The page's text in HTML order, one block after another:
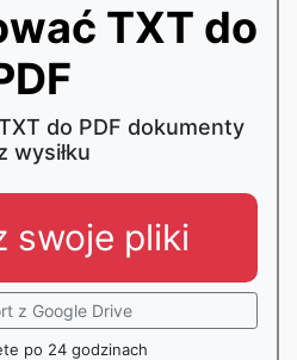
TXT do
do PDF dokumenty
wysiłku
swoje pliki
z Google Drive
po 24 godzinach